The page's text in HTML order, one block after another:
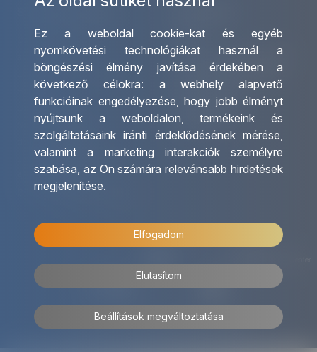
Ez a weboldal cookie-kat és egyéb
nyomkövetési technológiákat használ a
böngészési élmény javítása érdekében a
következő célokra: a webhely alapvető
funkcióinak engedélyezése, hogy jobb élményt
nyújtsunk a weboldalon,termékeink és
szolgáltatásaink iránti érdeklődésének mérése,
valamint a marketing interakciók személyre
szabása, az Ön számára relevánsabb hirdetések
megjelenítése.
Elfogadom
Elutasítom
Beállítások megváltoztatása
Csoportos utazások
szervezése
Egyéni utak szervezése
Hajóutak
Üzleti utaztatás
Nemzetközi tanár és
diákigazolványok
Letölthető katalógusunk
Ajándékutalvány
OTP Travel kedvezmények
Irodáink
Utazásszervező partnereink
Viszonteladó Partnereink
Partnereinknek
Utazási kérdőív
Impresszum
© 2026 OTP Travel Minden jog fenntartva